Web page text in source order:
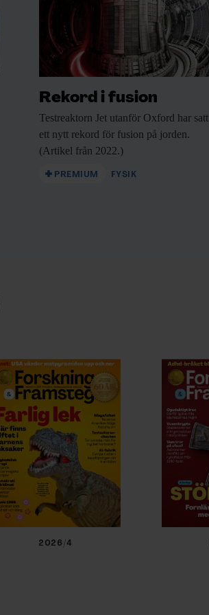
Rekord i fusion
Testreaktorn Jet utanför Oxford har satt
ett nytt rekord för fusion på jorden.
(Artikel från 2022.)
PREMIUM FYSIK
2026/4